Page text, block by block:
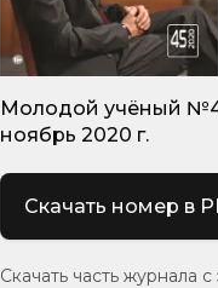
Молодой учёный
ноябрь 2020 г.
Скачать номер в
Скачать часть журнала с